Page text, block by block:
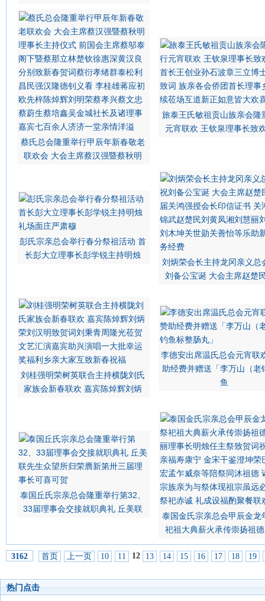
蔡氏总会隆重举行甲辰年新春敬老
联欢会 大会主席蔡汉强暨蔡秋明
旅泰王氏敏祖贡山族亲会隆
元宵联欢 王钦泉理事长致
彭氏宗亲总会举行春分祭祖活动 首
长彭大立理事长彭学锐主持明烛
刘炳荣会长主持龙冈亲义总
刘备公宝诞 大会主席赵楚
刘桂强明荣树英联合主持横陇刘氏
家族会新春联欢 嘉宾陈焯辉刘炳
李德安出席温氏总会元宵联
助经费并赠送「李万山（老
鱼
泰国丘氏宗亲总会隆重举行第32、
33届理事会交接就职典礼 丘美联
泰国金氏宗亲总会甲辰金龙
祀祖大典薪火承传崇扬祖
3162 首页 上一页 10 11 12 13 14 15 16 17 18 19
热门点击